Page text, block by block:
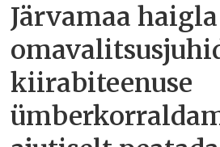
Järvamaa
kiirabiteenuse